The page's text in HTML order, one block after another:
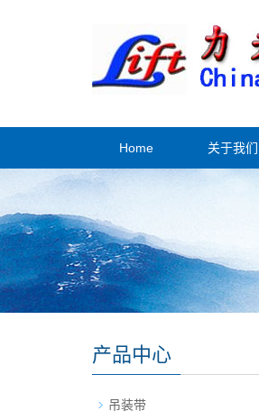
Home 关于我们
产品中心
吊装带